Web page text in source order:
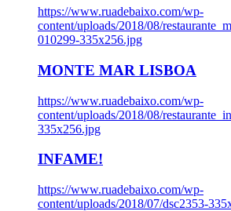
https://www.ruadebaixo.com/wp-
content/uploads/2018/08/
010299-335x256.jpg
MONTE MAR LISBOA
https://www.ruadebaixo.com/wp-
content/uploads/2018/08/
335x256.jpg
INFAME!
https://www.ruadebaixo.com/wp-
content/uploads/2018/07/dsc2353-